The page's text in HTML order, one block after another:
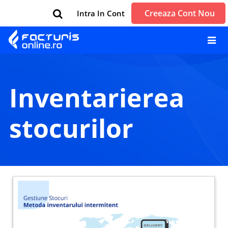
Intra In Cont Creeaza Cont Nou
inventarierea
stocurilor